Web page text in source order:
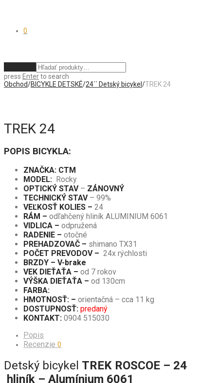
0
press Enterto search
Obchod/BICYKLE DETSKÉ/24´´ Detský bicykel /TREK 24
TREK 24
POPIS BICYKLA:
ZNAČKA: CTM
MODEL: Rocky
OPTICKÝ STAV– ZÁNOVNÝ
TECHNICKÝ STAV– 99%
VEĽKOSŤ KOLIES – 24
RÁM – odľahčený hliník ALUMINIUM 6061
VIDLICA – odpružená
RADENIE – otočné
PREHADZOVAČ – shimano TX31
POČET PREVODOV – 24x rýchlosti
BRZDY – V-brake
VEK DIEŤAŤA – od 7 rokov
VÝŠKA DIEŤAŤA – od 130cm
FARBA:
HMOTNOSŤ: – orientačná – cca 11 kg
DOSTUPNOSŤ: predaný
KONTAKT: 0904 515030
Popis
Recenzie 0
Detský bicykel TREK ROSCOE – 24
hliník – Alumínium 6061